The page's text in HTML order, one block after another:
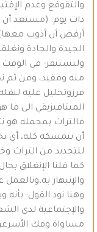
والتقوقع وعدم
ذات يوم: (مستعد أن
أرفض أن أذوب
الجيدة والجادة
ولنستنفر- في الوقت
منه ومفيد، ومن ثم
فرزوتحليل عليه
الميتافيزيقي الى ما
فالتراث بمجمله
أن نتمسكه كله، أي
للتجديد من التراث
كما قلنا الإنغلاق
والإنبهار به،ونالعمل
وهنا نود القول:
والإجتماعية لدى
مساواة وفك